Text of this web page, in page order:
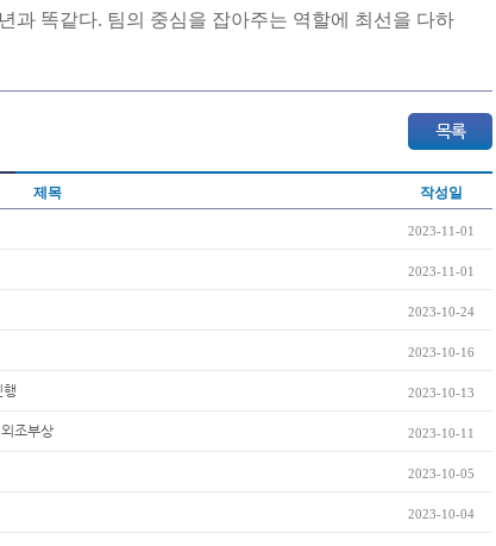
과 똑같다. 팀의 중심을 잡아주는 역할에 최선을 다하
제목 작성일
2023-11-01
2023-11-01
2023-10-24
2023-10-16
2023-10-13
조부상 2023-10-11
2023-10-05
2023-10-04